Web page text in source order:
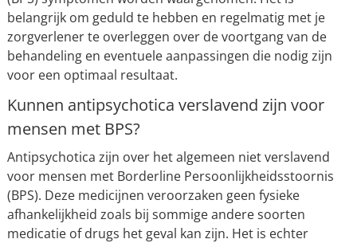
belangrijk om geduld te hebben en regelmatig met je
zorgverlener te overleggen over de voortgang van de
behandeling en eventuele aanpassingen die nodig zijn
voor een optimaal resultaat.
Kunnen antipsychotica verslavend zijn voor
mensen met BPS?
Antipsychotica zijn over het algemeen niet verslavend
voor mensen met Borderline Persoonlijkheidsstoornis
(BPS). Deze medicijnen veroorzaken geen fysieke
afhankelijkheid zoals bij sommige andere soorten
medicatie of drugs het geval kan zijn. Het is echter